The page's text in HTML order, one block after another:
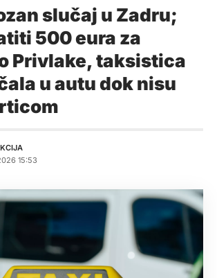
slučaj u Zadru;
500 eura za
Privlake, taksistica
u autu dok nisu
15:53